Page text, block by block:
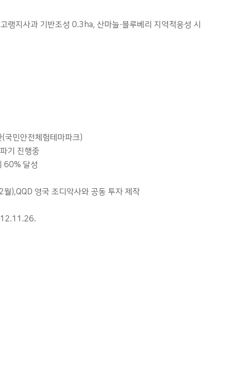
랭지사과 기반조성 0.3ha, 산마늘·블루베리 지역적응성 시
민안전체험테마파크)
기 진행중
60% 달성
),QQD 영국 조디악사와 공동 투자 제작